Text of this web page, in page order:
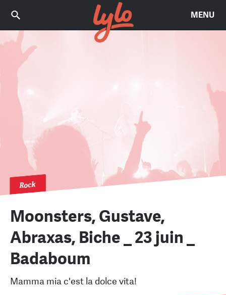
MENU
Rock
Moonsters, Gustave,
Abraxas, Biche _ 23 juin _
Badaboum
Mamma mia c'est la dolce vita!